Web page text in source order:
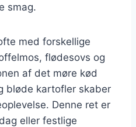
smag.
med forskellige
flødesovs og
af det møre kød
bløde kartofler skaber
Denne ret er
eller festlige